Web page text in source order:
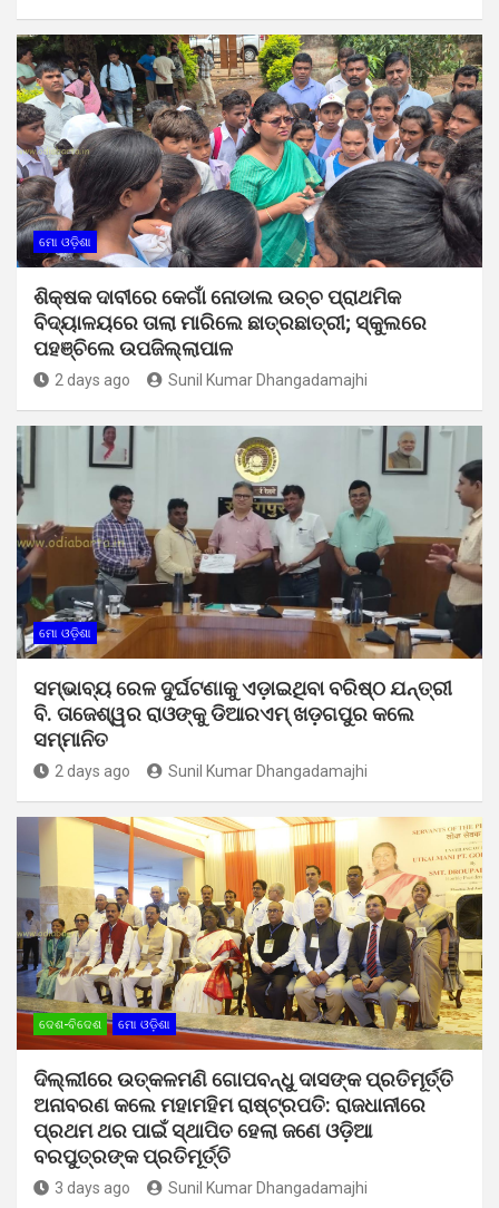
ମୋ ଓଡ଼ିଶା
ଶିକ୍ଷକ ଦାବୀରେ କେଗାଁ ନୋଡାଲ ଉଚ୍ଚ ପ୍ରାଥମିକ
ବିଦ୍ୟାଳୟରେ ତାଲା ମାରିଲେ ଛାତ୍ରଛାତ୍ରୀ; ସ୍କୁଲରେ
ପହଞ୍ଚିଲେ ଉପଜିଲ୍ଲାପାଳ
2 days ago Sunil Kumar Dhangadamajhi
ମୋ ଓଡ଼ିଶା
ସମ୍ଭାବ୍ୟ ରେଳ ଦୁର୍ଘଟଣାକୁ ଏଡ଼ାଇଥିବା ବରିଷ୍ଠ ଯନ୍ତ୍ରୀ
ବି. ତାଜେଶ୍ୱର ରାଓଙ୍କୁ ଡିଆରଏମ୍ ଖଡ଼ଗପୁର କଲେ
ସମ୍ମାନିତ
2 days ago Sunil Kumar Dhangadamajhi
ଦେଶ-ବିଦେଶ ମୋ ଓଡ଼ିଶା
ଦିଲ୍ଲୀରେ ଉତ୍କଳମଣି ଗୋପବନ୍ଧୁ ଦାସଙ୍କ ପ୍ରତିମୂର୍ତ୍ତି
ଅନାବରଣ କଲେ ମହାମହିମ ରାଷ୍ଟ୍ରପତି: ରାଜଧାନୀରେ
ପ୍ରଥମ ଥର ପାଇଁ ସ୍ଥାପିତ ହେଲା ଜଣେ ଓଡ଼ିଆ
ବରପୁତ୍ରଙ୍କ ପ୍ରତିମୂର୍ତ୍ତି
3 days ago Sunil Kumar Dhangadamajhi